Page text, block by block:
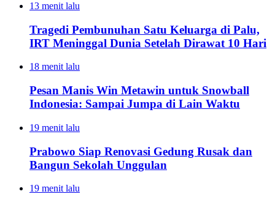
13 menit lalu
Tragedi Pembunuhan Satu Keluarga di Palu,
IRT Meninggal Dunia Setelah Dirawat 10 Hari
18 menit lalu
Pesan Manis Win Metawin untuk Snowball
Indonesia: Sampai Jumpa di Lain Waktu
19 menit lalu
Prabowo Siap Renovasi Gedung Rusak dan
Bangun Sekolah Unggulan
19 menit lalu